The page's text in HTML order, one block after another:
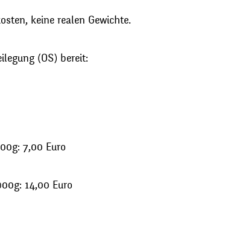
keine realen Gewichte.
(OS) bereit:
7,00 Euro
14,00 Euro